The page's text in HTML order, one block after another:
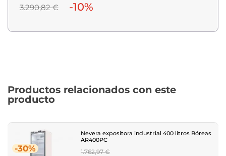
3.290,82 € -10%
Productos relacionados con este
producto
-30%
Nevera expositora industrial 400 litros Bóreas
AR400PC
Regular
1.762,97 €